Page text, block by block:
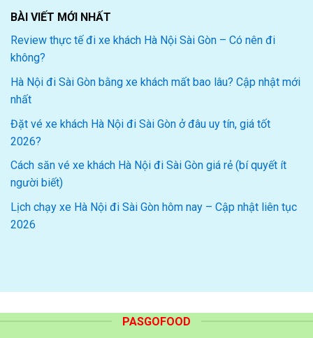
BÀI VIẾT MỚI NHẤT
Review thực tế đi xe khách Hà Nội Sài Gòn – Có nên đi
không?
Hà Nội đi Sài Gòn bằng xe khách mất bao lâu? Cập nhật mới
nhất
Đặt vé xe khách Hà Nội đi Sài Gòn ở đâu uy tín, giá tốt
2026?
Cách săn vé xe khách Hà Nội đi Sài Gòn giá rẻ (bí quyết ít
người biết)
Lịch chạy xe Hà Nội đi Sài Gòn hôm nay – Cập nhật liên tục
2026
PASGOFOOD